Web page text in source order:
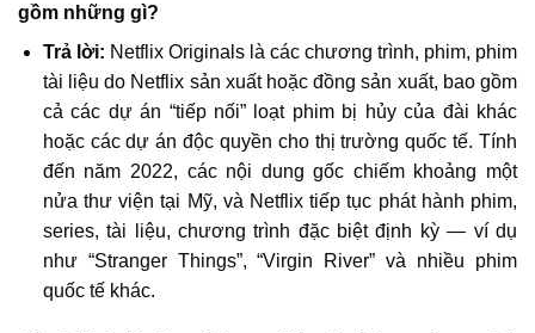
gồm những gì?
Trả lời: Netflix Originals là các chương trình, phim, phim
tài liệu do Netflix sản xuất hoặc đồng sản xuất, bao gồm
cả các dự án “tiếp nối” loạt phim bị hủy của đài khác
hoặc các dự án độc quyền cho thị trường quốc tế. Tính
đến năm 2022, các nội dung gốc chiếm khoảng một
nửa thư viện tại Mỹ, và Netflix tiếp tục phát hành phim,
series, tài liệu, chương trình đặc biệt định kỳ — ví dụ
như “Stranger Things”, “Virgin River” và nhiều phim
quốc tế khác.